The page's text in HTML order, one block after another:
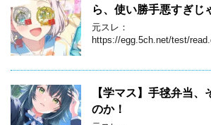
ら、使い勝手悪すぎじ
元スレ：
https://egg.5ch.net/test/
【学マス】手毬弁当、
のか！